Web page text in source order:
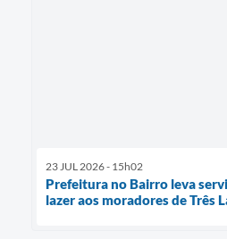
23 JUL 2026 - 15h02
Prefeitura no Bairro leva
lazer aos moradores de Três